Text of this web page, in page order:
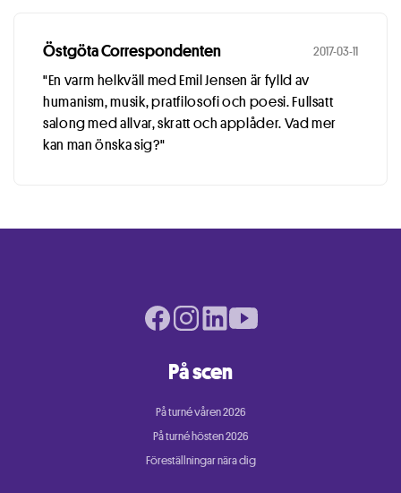
Östgöta Correspondenten 2017-03-11
"En varm helkväll med Emil Jensen är fylld av
humanism, musik, pratfilosofi och poesi. Fullsatt
salong med allvar, skratt och applåder. Vad mer
kan man önska sig?"
På scen
På turné våren 2026
På turné hösten 2026
Föreställningar nära dig
Facebook page
Instagram page
LinkedIn pageYoutube page